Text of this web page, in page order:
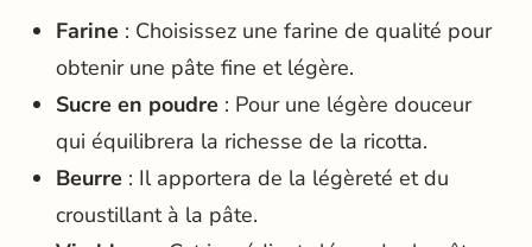
Farine: Choisissez une farine de qualité pour
obtenir une pâte fine et légère.
Sucre en poudre: Pour une légère douceur
qui équilibrera la richesse de la ricotta.
Beurre: Il apportera de la légèreté et du
croustillant à la pâte.